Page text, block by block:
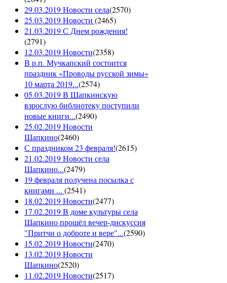
29.03.2019 Новости села(2570)
25.03.2019 Новости (2465)
21.03.2019 С Днем рождения!
(2791)
12.03.2019 Новости(2358)
В р.п. Мучкапский состоится
праздник «Проводы русской зимы»
10 марта 2019...(2574)
05.03.2019 В Шапкинскую
взрослую библиотеку поступили
новые книги...(2490)
25.02.2019 Новости
Шапкино(2460)
С праздником 23 февраля!(2615)
21.02.2019 Новости села
Шапкино...(2479)
19 февраля получена посылка с
книгами ... (2541)
18.02.2019 Новости(2477)
17.02.2019 В доме культуры села
Шапкино прошёл вечер-дискуссия
"Притчи о доброте и вере"...(2590)
15.02.2019 Новости(2470)
13.02.2019 Новости
Шапкино(2520)
11.02.2019 Новости(2517)